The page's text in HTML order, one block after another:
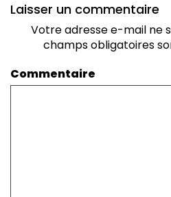
Laisser un commentaire
Votre adresse e-mail ne
champs obligatoires
Commentaire